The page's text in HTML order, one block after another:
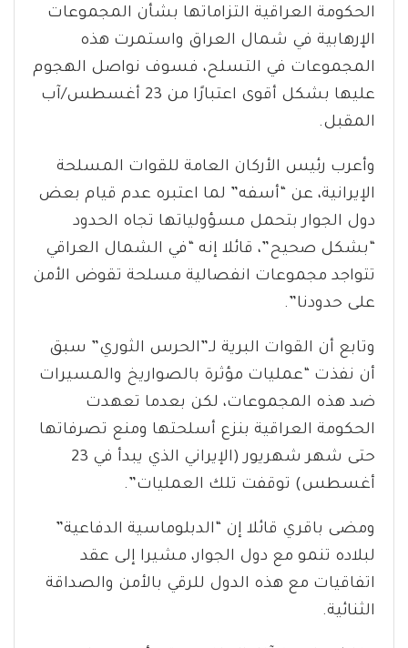
الحكومة العراقية التزاماتها بشأن المجموعات
الإرهابية في شمال العراق واستمرت هذه
المجموعات في التسلح، فسوف نواصل الهجوم
عليها بشكل أقوى اعتبارًا من 23 أغسطس/آب
المقبل.
وأعرب رئيس الأركان العامة للقوات المسلحة
الإيرانية، عن “أسفه” لما اعتبره عدم قيام بعض
دول الجوار بتحمل مسؤولياتها تجاه الحدود
“بشكل صحيح”، قائلا إنه “في الشمال العراقي
تتواجد مجموعات انفصالية مسلحة تقوض الأمن
على حدودنا”.
وتابع أن القوات البرية لـ”الحرس الثوري” سبق
أن نفذت “عمليات مؤثرة بالصواريخ والمسيرات
ضد هذه المجموعات، لكن بعدما تعهدت
الحكومة العراقية بنزع أسلحتها ومنع تصرفاتها
حتى شهر شهريور (الإيراني الذي يبدأ في 23
أغسطس) توقفت تلك العمليات”.
ومضى باقري قائلا إن “الدبلوماسية الدفاعية”
لبلاده تنمو مع دول الجوار، مشيرا إلى عقد
اتفاقيات مع هذه الدول للرقي بالأمن والصداقة
الثنائية.